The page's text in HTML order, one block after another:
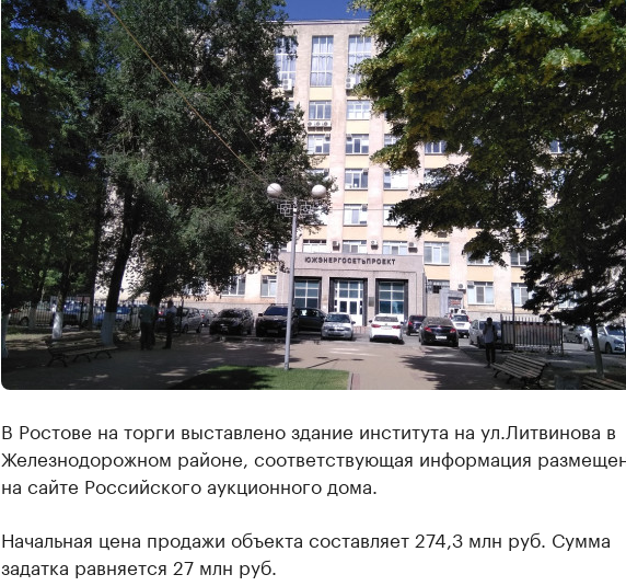
В Ростове на торги выставлено здание института на ул.Литвинова в
Железнодорожном районе, соответствующая информация
на сайте Российского аукционного дома.
Начальная цена продажи объекта составляет 274,3 млн руб. Сумма
задатка равняется 27 млн руб.